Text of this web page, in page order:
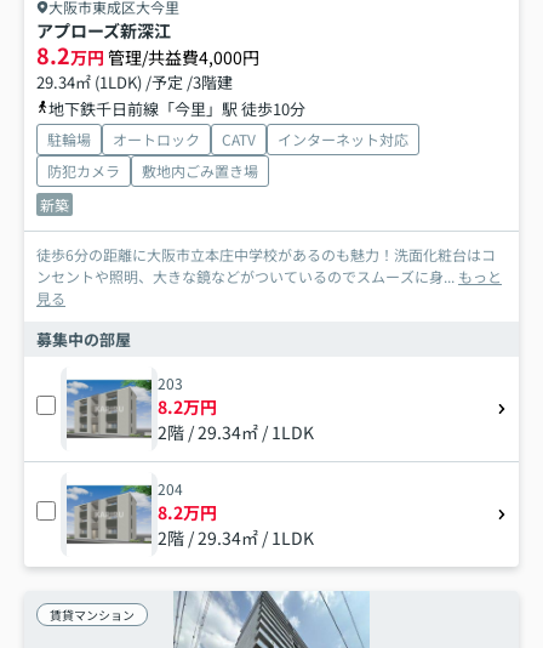
大阪市東成区大今里
アプローズ新深江
8.2万円 管理/共益費4,000円
29.34㎡ (1LDK) /予定 /3階建
地下鉄千日前線「今里」駅 徒歩10分
駐輪場 オートロック CATV
インターネット対応
防犯カメラ
敷地内ごみ置き場
新築
徒歩6分の距離に大阪市立本庄中学校があるのも魅力！洗面化粧台はコ
ンセントや照明、大きな鏡などがついているのでスムーズに身... もっと
見る
募集中の部屋
203
8.2万円
2階 / 29.34㎡ / 1LDK
204
8.2万円
2階 / 29.34㎡ / 1LDK
賃貸マンション